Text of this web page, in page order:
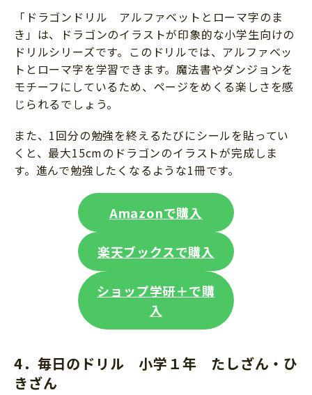
「ドラゴンドリル アルファベットとローマ字のま
き」は、ドラゴンのイラストが印象的な小学生向けの
ドリルシリーズです。このドリルでは、アルファベッ
トとローマ字を学習できます。魔法書やダンジョンを
モチーフにしているため、ページをめくる楽しさを感
じられるでしょう。
また、1回分の勉強を終えるたびにシールを貼ってい
くと、最大15cmのドラゴンのイラストが完成しま
す。進んで勉強したくなるような1冊です。
Amazonで購入
楽天ブックスで購入
ショップ学研＋で購
入
4．毎日のドリル 小学１年 たしざん・ひ
きざん